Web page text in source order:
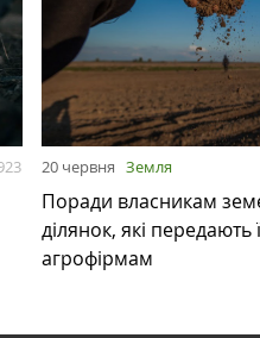
20 червня Земля
Поради власникам
ділянок, які передають
агрофірмам